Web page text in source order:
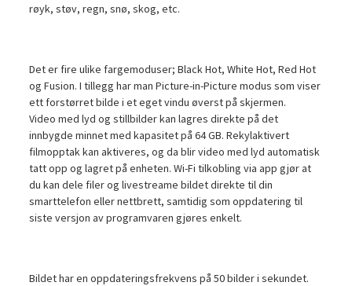
røyk, støv, regn, snø, skog, etc.
Det er fire ulike fargemoduser; Black Hot, White Hot, Red Hot
og Fusion. I tillegg har man Picture-in-Picture modus som viser
ett forstørret bilde i et eget vindu øverst på skjermen.
Video med lyd og stillbilder kan lagres direkte på det
innbygde minnet med kapasitet på 64 GB. Rekylaktivert
filmopptak kan aktiveres, og da blir video med lyd automatisk
tatt opp og lagret på enheten. Wi-Fi tilkobling via app gjør at
du kan dele filer og livestreame bildet direkte til din
smarttelefon eller nettbrett, samtidig som oppdatering til
siste versjon av programvaren gjøres enkelt.
Bildet har en oppdateringsfrekvens på 50 bilder i sekundet.